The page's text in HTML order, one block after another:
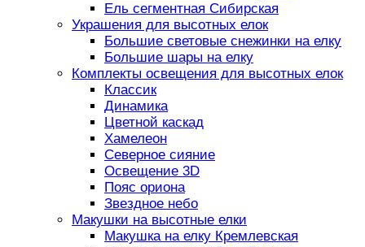
Ель сегментная Сибирская
Украшения для высотных елок
Большие световые снежинки на елку
Большие шары на елку
Комплекты освещения для высотных елок
Классик
Динамика
Цветной каскад
Хамелеон
Северное сияние
Освещение 3D
Пояс ориона
Звездное небо
Макушки на высотные елки
Макушка на елку Кремлевская